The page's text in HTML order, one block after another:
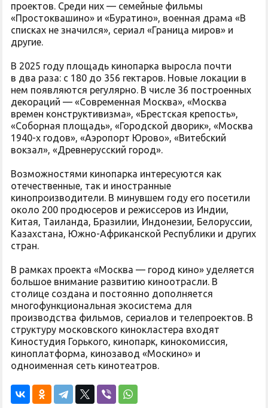
проектов. Среди них — семейные фильмы
«Простоквашино» и «Буратино», военная драма «В
списках не значился», сериал «Граница миров» и
другие.
В 2025 году площадь кинопарка выросла почти
в два раза: с 180 до 356 гектаров. Новые локации в
нем появляются регулярно. В числе 36 построенных
декораций — «Современная Москва», «Москва
времен конструктивизма», «Брестская крепость»,
«Соборная площадь», «Городской дворик», «Москва
1940-х годов», «Аэропорт Юрово», «Витебский
вокзал», «Древнерусский город».
Возможностями кинопарка интересуются как
отечественные, так и иностранные
кинопроизводители. В минувшем году его посетили
около 200 продюсеров и режиссеров из Индии,
Китая, Таиланда, Бразилии, Индонезии, Белоруссии,
Казахстана, Южно-Африканской Республики и других
стран.
В рамках проекта «Москва — город кино» уделяется
большое внимание развитию киноотрасли. В
столице создана и постоянно дополняется
многофункциональная экосистема для
производства фильмов, сериалов и телепроектов. В
структуру московского кинокластера входят
Киностудия Горького, кинопарк, кинокомиссия,
киноплатформа, кинозавод «Москино» и
одноименная сеть кинотеатров.